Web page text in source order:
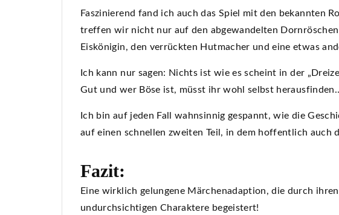
Faszinierend fand ich auch das Spiel mit den bekannten
treffen wir nicht nur auf den abgewandelten
Eiskönigin, den verrückten Hutmacher und eine etwas
Ich kann nur sagen: Nichts ist wie es scheint in der
Gut und wer Böse ist, müsst ihr wohl selbst
Ich bin auf jeden Fall wahnsinnig gespannt, wie die
auf einen schnellen zweiten Teil, in dem hoffentlich auch
Fazit:
Eine wirklich gelungene Märchenadaption, die durch
undurchsichtigen Charaktere begeistert!